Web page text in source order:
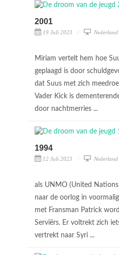
2001
19 Juli 2023 Nederland
Miriam vertelt hem hoe
geplaagd is door
dat Suus met zich
Vader Kick is
door nachtmerries ...
1994
12 Juli 2023 Nederland
als UNMO (United
naar de oorlog in
met Fransman Patrick
Serviërs. Er voltrekt zich
vertrekt naar Syri ...